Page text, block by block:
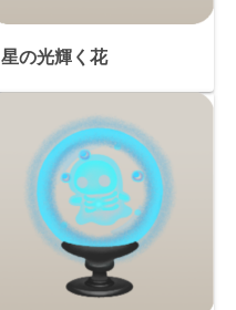
星の光輝く花